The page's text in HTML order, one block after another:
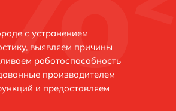
с устранением
выявляем причины
работоспособность
производителем
и предоставляем